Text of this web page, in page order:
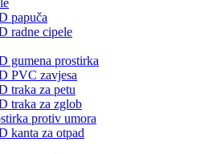
papuča
radne cipele
gumena prostirka
PVC zavjesa
traka za petu
traka za zglob
protiv umora
kanta za otpad